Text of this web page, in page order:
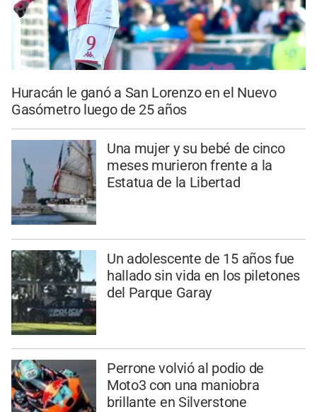
Huracán le ganó a San Lorenzo en el Nuevo
Gasómetro luego de 25 años
Una mujer y su bebé de cinco
meses murieron frente a la
Estatua de la Libertad
Un adolescente de 15 años fue
hallado sin vida en los piletones
del Parque Garay
Perrone volvió al podio de
Moto3 con una maniobra
brillante en Silverstone